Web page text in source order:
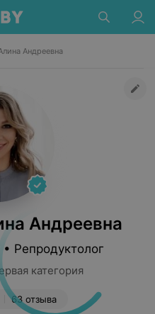
Андреевна
Андреевна
Репродуктолог
категория
63 отзыва